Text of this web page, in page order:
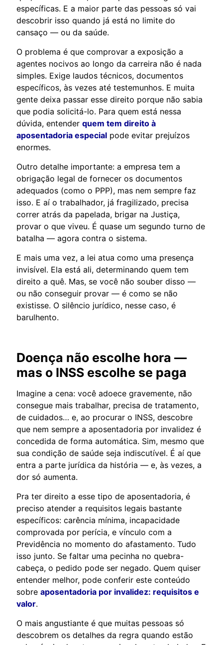
específicas. E a maior parte das pessoas só vai
descobrir isso quando já está no limite do
cansaço — ou da saúde.
O problema é que comprovar a exposição a
agentes nocivos ao longo da carreira não é nada
simples. Exige laudos técnicos, documentos
específicos, às vezes até testemunhos. E muita
gente deixa passar esse direito porque não sabia
que podia solicitá-lo. Para quem está nessa
dúvida, entender quem tem direito à
aposentadoria especial pode evitar prejuízos
enormes.
Outro detalhe importante: a empresa tem a
obrigação legal de fornecer os documentos
adequados (como o PPP), mas nem sempre faz
isso. E aí o trabalhador, já fragilizado, precisa
correr atrás da papelada, brigar na Justiça,
provar o que viveu. É quase um segundo turno de
batalha — agora contra o sistema.
E mais uma vez, a lei atua como uma presença
invisível. Ela está ali, determinando quem tem
direito a quê. Mas, se você não souber disso —
ou não conseguir provar — é como se não
existisse. O silêncio jurídico, nesse caso, é
barulhento.
Doença não escolhe hora —
mas o INSS escolhe se paga
Imagine a cena: você adoece gravemente, não
consegue mais trabalhar, precisa de tratamento,
de cuidados… e, ao procurar o INSS, descobre
que nem sempre a aposentadoria por invalidez é
concedida de forma automática. Sim, mesmo que
sua condição de saúde seja indiscutível. É aí que
entra a parte jurídica da história — e, às vezes, a
dor só aumenta.
Pra ter direito a esse tipo de aposentadoria, é
preciso atender a requisitos legais bastante
específicos: carência mínima, incapacidade
comprovada por perícia, e vínculo com a
Previdência no momento do afastamento. Tudo
isso junto. Se faltar uma pecinha no quebra-
cabeça, o pedido pode ser negado. Quem quiser
entender melhor, pode conferir este conteúdo
sobre aposentadoria por invalidez: requisitos e
valor.
O mais angustiante é que muitas pessoas só
descobrem os detalhes da regra quando estão